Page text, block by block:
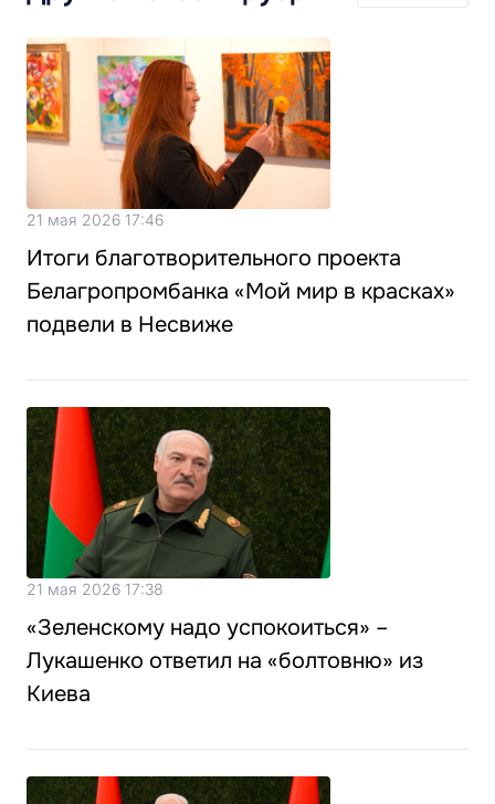
21 мая 2026 17:46
Итоги благотворительного проекта
Белагропромбанка «Мой мир в красках»
подвели в Несвиже
21 мая 2026 17:38
«Зеленскому надо успокоиться» –
Лукашенко ответил на «болтовню» из
Киева